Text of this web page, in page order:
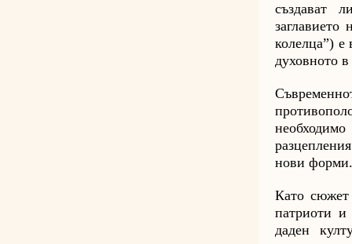
създават
колелца”) е
духовното в
нови форми.
Като сюжет
патриоти и
даден